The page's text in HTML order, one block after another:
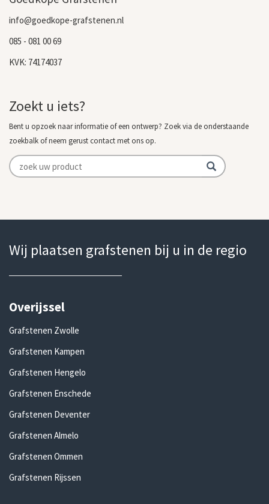
info@goedkope-grafstenen.nl
085 - 081 00 69
KVK: 74174037
Zoekt u iets?
Bent u opzoek naar informatie of een ontwerp? Zoek via de onderstaande
zoekbalk of neem gerust contact met ons op.
Wij plaatsen grafstenen bij u in de regio
Overijssel
Grafstenen Zwolle
Grafstenen Kampen
Grafstenen Hengelo
Grafstenen Enschede
Grafstenen Deventer
Grafstenen Almelo
Grafstenen Ommen
Grafstenen Rijssen